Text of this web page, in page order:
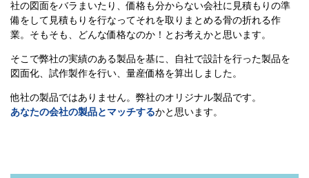
社の図面をバラまいたり、価格も分からない会社に見積もりの準
備をして見積もりを行なってそれを取りまとめる骨の折れる作
業。そもそも、どんな価格なのか！とお考えかと思います。
そこで弊社の実績のある製品を基に、自社で設計を行った製品を
図面化、試作製作を行い、量産価格を算出しました。
他社の製品ではありません。弊社のオリジナル製品です。
あなたの会社の製品とマッチするかと思います。